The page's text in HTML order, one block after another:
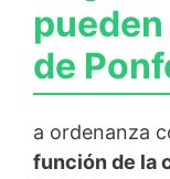
pueden
de
a ordenanza
función de la